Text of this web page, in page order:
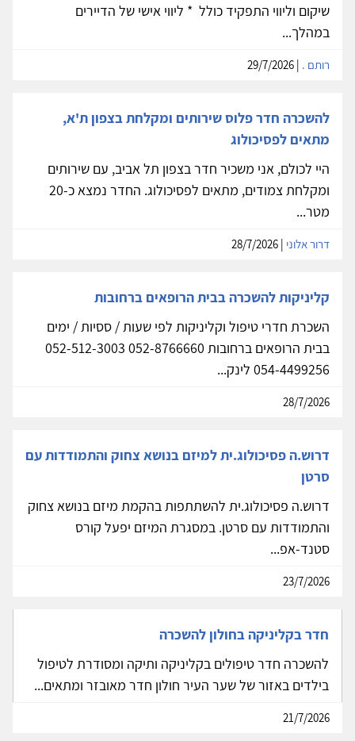
שיקום וליווי התפקיד כולל * ליווי אישי של הדיירים
במהלך...
רותם .
להשכרה חדר פלוס שירותים ומקלחת בצפון ת'א,
מתאים לפסיכולוג
היי לכולם, אני משכיר חדר בצפון תל אביב, עם שירותים
ומקלחת צמודים, מתאים לפסיכולוג. החדר נמצא כ-20
מטר...
דרור אלוני
קליניקות להשכרה בבית הרופאים ברחובות
השכרת חדרי טיפול וקליניקות לפי שעות / ססיות / ימים
בבית הרופאים ברחובות 052-8766660 052-512-3003
054-4499256 לינק...
28/7/2026
דרוש.ה פסיכולוג.ית למיזם בנושא צחוק והתמודדות עם
סרטן
דרוש.ה פסיכולוג.ית להשתתפות בהקמת מיזם בנושא צחוק
והתמודדות עם סרטן. במסגרת המיזם יפעל קורס
סטנד-אפ...
23/7/2026
חדר בקליניקה בחולון להשכרה
להשכרה חדר טיפולים בקליניקה ותיקה ומסודרת לטיפול
בילדים באזור של שער העיר חולון חדר מאובזר ומתאים...
21/7/2026